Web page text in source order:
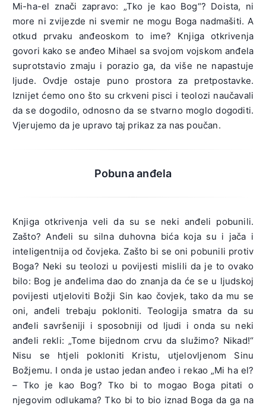
Mi-ha-el znači zapravo: „Tko je kao Bog“? Doista, ni
more ni zvijezde ni svemir ne mogu Boga nadmašiti. A
otkud prvaku anđeoskom to ime? Knjiga otkrivenja
govori kako se anđeo Mihael sa svojom vojskom anđela
suprotstavio zmaju i porazio ga, da više ne napastuje
ljude. Ovdje ostaje puno prostora za pretpostavke.
Iznijet ćemo ono što su crkveni pisci i teolozi naučavali
da se dogodilo, odnosno da se stvarno moglo dogoditi.
Vjerujemo da je upravo taj prikaz za nas poučan.
Pobuna anđela
Knjiga otkrivenja veli da su se neki anđeli pobunili.
Zašto? Anđeli su silna duhovna bića koja su i jača i
inteligentnija od čovjeka. Zašto bi se oni pobunili protiv
Boga? Neki su teolozi u povijesti mislili da je to ovako
bilo: Bog je anđelima dao do znanja da će se u ljudskoj
povijesti utjeloviti Božji Sin kao čovjek, tako da mu se
oni, anđeli trebaju pokloniti. Teologija smatra da su
anđeli savršeniji i sposobniji od ljudi i onda su neki
anđeli rekli: „Tome bijednom crvu da služimo? Nikad!“
Nisu se htjeli pokloniti Kristu, utjelovljenom Sinu
Božjemu. I onda je ustao jedan anđeo i rekao „Mi ha el?
– Tko je kao Bog? Tko bi to mogao Boga pitati o
njegovim odlukama? Tko bi to bio iznad Boga da ga na